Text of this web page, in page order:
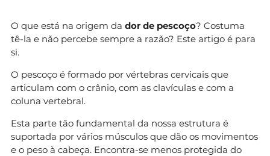
O que está na origem da dor de pescoço? Costuma
tê-la e não percebe sempre a razão? Este artigo é para
si.
O pescoço é formado por vértebras cervicais que
articulam com o crânio, com as clavículas e com a
coluna vertebral.
Esta parte tão fundamental da nossa estrutura é
suportada por vários músculos que dão os movimentos
e o peso à cabeça. Encontra-se menos protegida do